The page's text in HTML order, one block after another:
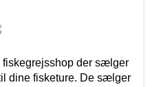
fiskegrejsshop der sælger
dine fisketure. De sælger